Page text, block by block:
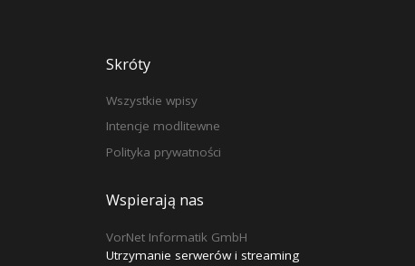
Skróty
Wszystkie wpisy
Intencje modlitewne
Polityka prywatności
Wspierają nas
VorNet Informatik GmbH
Utrzymanie serwerów i streaming